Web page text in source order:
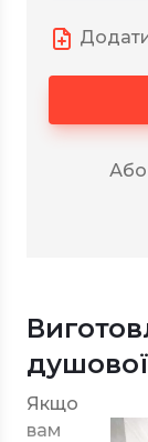
Або
Якщо
вам